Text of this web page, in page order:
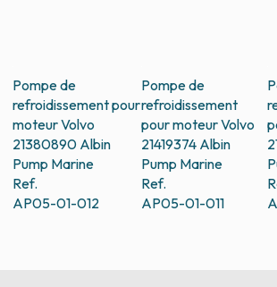
Pompe de
refroidissement pour
moteur Volvo
21380890 Albin
Pump Marine
Ref.
AP05-01-012
Pompe de
refroidissement
pour moteur Volvo
21419374 Albin
Pump Marine
Ref.
AP05-01-011